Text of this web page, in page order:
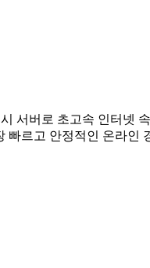
시 서버로 초고속 인터넷
빠르고 안정적인 온라인